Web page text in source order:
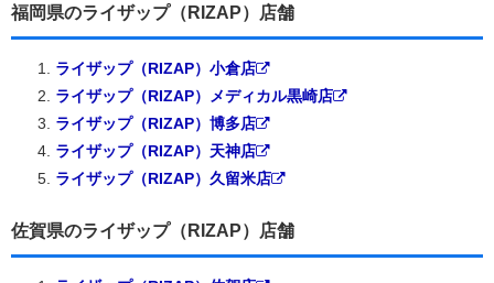
福岡県のライザップ（RIZAP）店舗
ライザップ（RIZAP）小倉店
ライザップ（RIZAP）メディカル黒崎店
ライザップ（RIZAP）博多店
ライザップ（RIZAP）天神店
ライザップ（RIZAP）久留米店
佐賀県のライザップ（RIZAP）店舗